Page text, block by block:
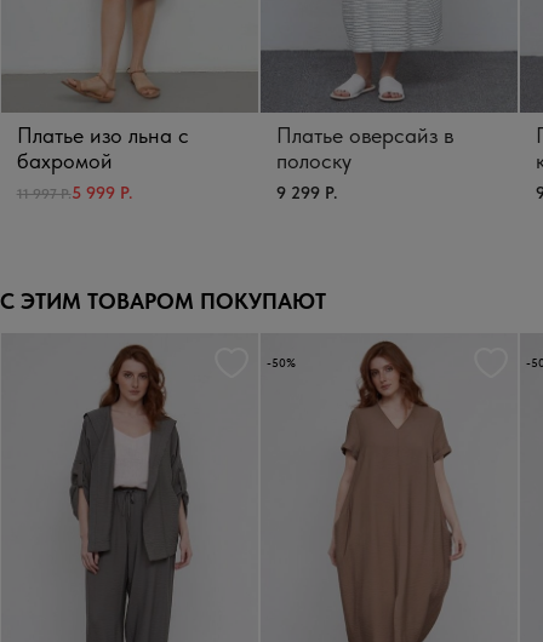
Платье изо льна с
бахромой
11 997 Р.5 999 Р.
Платье оверсайз в
полоску
9 299 Р.
С ЭТИМ ТОВАРОМ ПОКУПАЮТ
-50% -